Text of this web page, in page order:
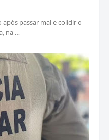
passar mal e colidir o
na …